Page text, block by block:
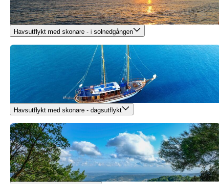
Havsutflykt med skonare - i solnedgången
Havsutflykt med skonare - dagsutflykt